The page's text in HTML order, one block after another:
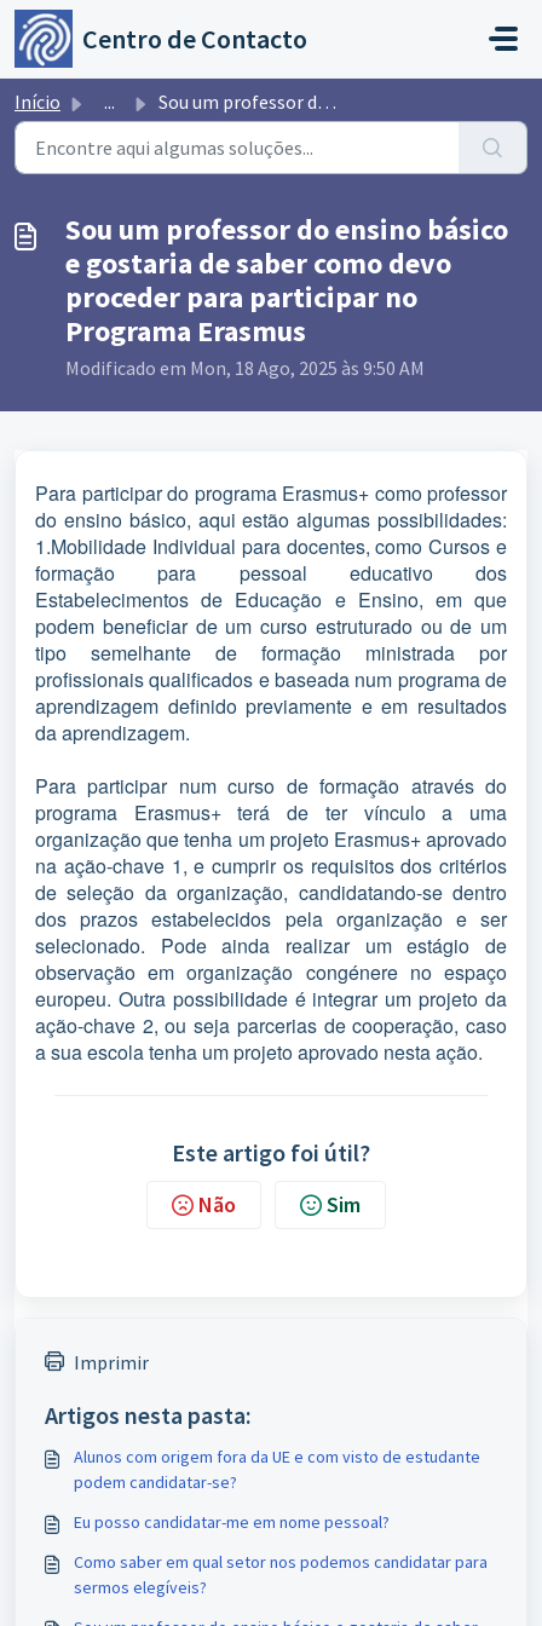
Avançar para o conteúdo principal
Centro de Contacto
Início ... Sou um professor do ensino básico e gostaria de saber com...
Sou um professor do ensino básico
e gostaria de saber como devo
proceder para participar no
Programa Erasmus
Modificado em Mon, 18 Ago, 2025 às 9:50 AM
Para participar do programa Erasmus+ como professor
do ensino básico, aqui estão algumas possibilidades:
1.Mobilidade Individual para docentes, como Cursos e
formação para pessoal educativo dos
Estabelecimentos de Educação e Ensino, em que
podem beneficiar de um curso estruturado ou de um
tipo semelhante de formação ministrada por
profissionais qualificados e baseada num programa de
aprendizagem definido previamente e em resultados
da aprendizagem.
Para participar num curso de formação através do
programa Erasmus+ terá de ter vínculo a uma
organização que tenha um projeto Erasmus+ aprovado
na ação-chave 1, e cumprir os requisitos dos critérios
de seleção da organização, candidatando-se dentro
dos prazos estabelecidos pela organização e ser
selecionado. Pode ainda realizar um estágio de
observação em organização congénere no espaço
europeu. Outra possibilidade é integrar um projeto da
ação-chave 2, ou seja parcerias de cooperação, caso
a sua escola tenha um projeto aprovado nesta ação.
Este artigo foi útil?
Não Sim
Imprimir
Artigos nesta pasta:
Alunos com origem fora da UE e com visto de estudante
podem candidatar-se?
Eu posso candidatar-me em nome pessoal?
Como saber em qual setor nos podemos candidatar para
sermos elegíveis?